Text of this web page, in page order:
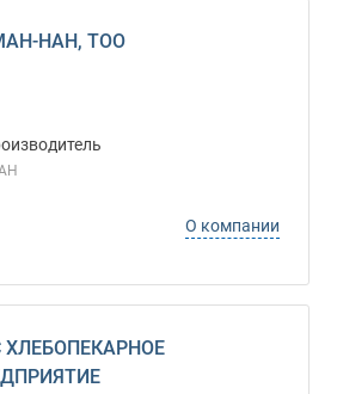
НАН, ТОО
О компании
ХЛЕБОПЕКАРНОЕ